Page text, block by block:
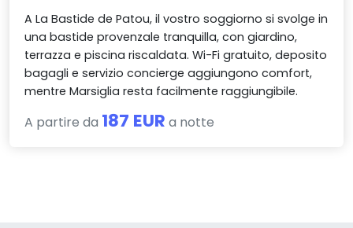
A La Bastide de Patou, il vostro soggiorno si svolge in
una bastide provenzale tranquilla, con giardino,
terrazza e piscina riscaldata. Wi-Fi gratuito, deposito
bagagli e servizio concierge aggiungono comfort,
mentre Marsiglia resta facilmente raggiungibile.
A partire da 187 EUR a notte